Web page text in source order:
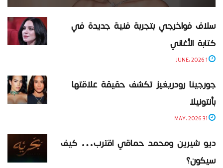
سلاف فواخرجي بتجربة فنية جديدة في
كتابة الأغاني
جورجينا رودريغيز تكشف حقيقة علاقتها
بأنتونيلا
ديو شيرين ومحمد حماقي اقترب… كيف
سيكون؟